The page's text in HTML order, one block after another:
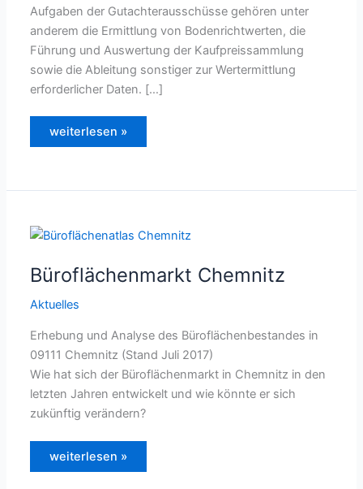
Aufgaben der Gutachterausschüsse gehören unter
anderem die Ermittlung von Bodenrichtwerten, die
Führung und Auswertung der Kaufpreissammlung
sowie die Ableitung sonstiger zur Wertermittlung
erforderlicher Daten. […]
Silke
Vorsitzende
die
Ermittlung
Grundstückswerten
im
bestellt
weiterlesen »
Büroflächenmarkt Chemnitz
Aktuelles
Erhebung und Analyse des Büroflächenbestandes in
09111 Chemnitz (Stand Juli 2017)
Wie hat sich der Büroflächenmarkt in Chemnitz in den
letzten Jahren entwickelt und wie könnte er sich
zukünftig verändern?
Büroflächenmarkt
weiterlesen »